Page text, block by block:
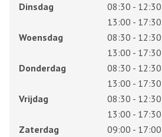
Dinsdag
08:30 - 12:30
13:00 - 17:30
Woensdag
08:30 - 12:30
13:00 - 17:30
Donderdag
08:30 - 12:30
13:00 - 17:30
Vrijdag
08:30 - 12:30
13:00 - 17:30
Zaterdag
09:00 - 17:00